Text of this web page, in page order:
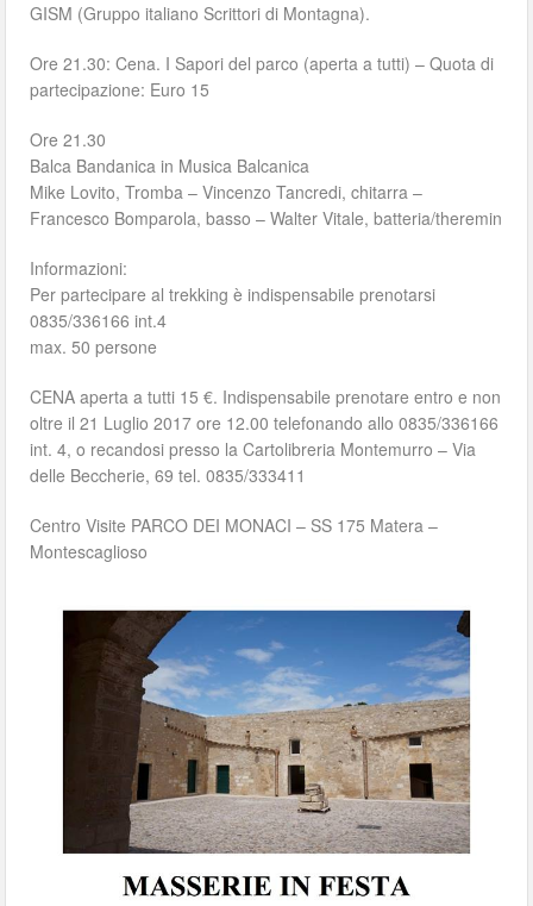
GISM (Gruppo italiano Scrittori di Montagna).
Ore 21.30: Cena. I Sapori del parco (aperta a tutti) – Quota di
partecipazione: Euro 15
Ore 21.30
Balca Bandanica in Musica Balcanica
Mike Lovito, Tromba – Vincenzo Tancredi, chitarra –
Francesco Bomparola, basso – Walter Vitale, batteria/theremin
Informazioni:
Per partecipare al trekking è indispensabile prenotarsi
0835/336166 int.4
max. 50 persone
CENA aperta a tutti 15 €. Indispensabile prenotare entro e non
oltre il 21 Luglio 2017 ore 12.00 telefonando allo 0835/336166
int. 4, o recandosi presso la Cartolibreria Montemurro – Via
delle Beccherie, 69 tel. 0835/333411
Centro Visite PARCO DEI MONACI – SS 175 Matera –
Montescaglioso